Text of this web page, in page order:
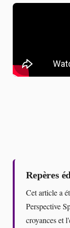
Repères
Cet article a
Perspective
croyances et